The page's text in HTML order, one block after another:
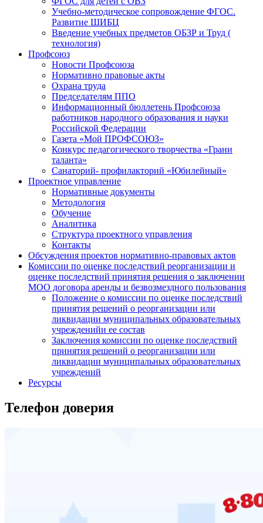
Учебно-методическое сопровождение ФГОС.
Развитие ШИБЦ
Введение учебных предметов ОБЗР и Труд (
технология)
Профсоюз
Новости Профсоюза
Нормативно правовые акты
Охрана труда
Председателям ППО
Информационный бюллетень Профсоюза
работников народного образования и науки
Российской Федерации
Газета «Мой ПРОФСОЮЗ»
Конкурс педагогического творчества «Грани
таланта»
Санаторий- профилакторий «Юбилейный»
Проектное управление
Нормативные документы
Методология
Обучение
Аналитика
Структура проектного управления
Контакты
Обсуждения проектов нормативно-правовых актов
Комиссии по оценке последствий реорганизации и
оценке последствий принятия решения о заключении
МОО договора аренды и безвозмездного пользования
Положение о комиссии по оценке последствий
принятия решений о реорганизации или
ликвидации муниципальных образовательных
учрежденийи ее состав
Заключения комиссии по оценке последствий
принятия решений о реорганизации или
ликвидации муниципальных образовательных
учреждений
Ресурсы
Телефон доверия